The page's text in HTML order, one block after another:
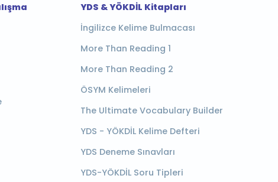
YDS & YÖKDİL Kitapları
İngilizce Kelime Bulmacası
More Than Reading 1
More Than Reading 2
ÖSYM Kelimeleri
The Ultimate Vocabulary Builder
YDS - YÖKDİL Kelime Defteri
YDS Deneme Sınavları
YDS-YÖKDİL Soru Tipleri